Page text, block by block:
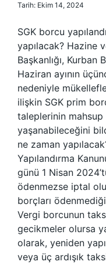
Tarih: Ekim 14, 2024
SGK borcu
yapılacak? Hazine
Başkanlığı, Kurban
Haziran ayının
nedeniyle
ilişkin SGK prim
taleplerinin
yaşanabileceğini
ne zaman
Yapılandırma
günü 1 Nisan
ödenmezse iptal
borçları
Vergi borcunun
gecikmeler olursa
olarak, yeniden
veya üç ardışık